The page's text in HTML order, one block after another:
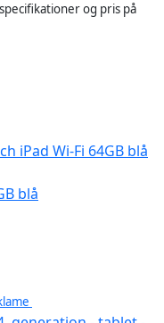
og pris på
blå